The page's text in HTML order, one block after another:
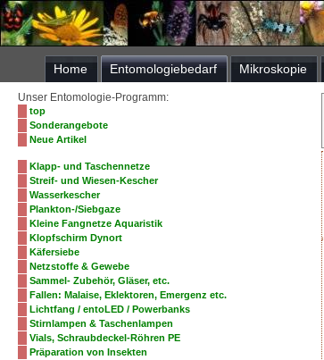
Home Entomologiebedarf Mikroskopie
Unser Entomologie-Programm:
top
Sonderangebote
Neue Artikel
Klapp- und Taschennetze
Streif- und Wiesen-Kescher
Wasserkescher
Plankton-/Siebgaze
Kleine Fangnetze Aquaristik
Klopfschirm Dynort
Käfersiebe
Netzstoffe & Gewebe
Sammel- Zubehör, Gläser, etc.
Fallen: Malaise, Eklektoren, Emergenz etc.
Lichtfang / entoLED / Powerbanks
Stirnlampen & Taschenlampen
Vials, Schraubdeckel-Röhren PE
Präparation von Insekten